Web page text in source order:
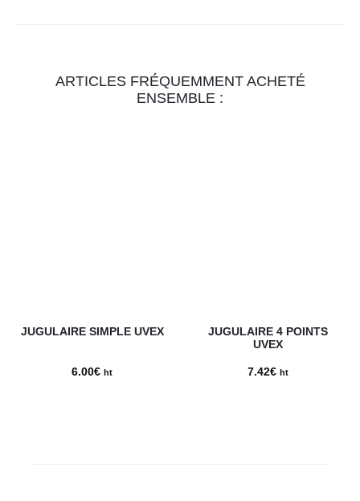
ARTICLES FRÉQUEMMENT ACHETÉ
ENSEMBLE :
JUGULAIRE SIMPLE UVEX
6.00€ ht
JUGULAIRE 4 POINTS
UVEX
7.42€ ht